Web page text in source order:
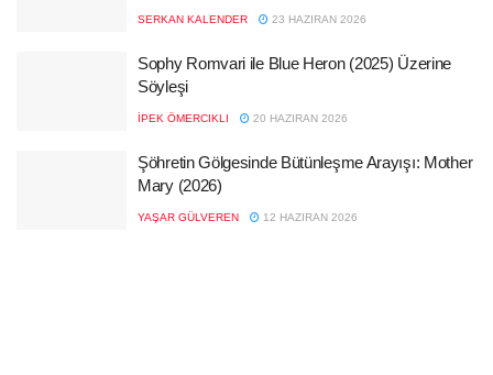
SERKAN KALENDER 23 HAZIRAN 2026
Sophy Romvari ile Blue Heron (2025) Üzerine
Söyleşi
İPEK ÖMERCIKLI 20 HAZIRAN 2026
Şöhretin Gölgesinde Bütünleşme Arayışı: Mother
Mary (2026)
YAŞAR GÜLVEREN 12 HAZIRAN 2026